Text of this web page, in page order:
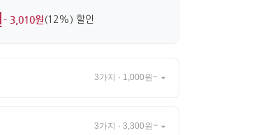
- 3,010원 (12%) 할인
3가지 · 1,000원~
3가지 · 3,300원~